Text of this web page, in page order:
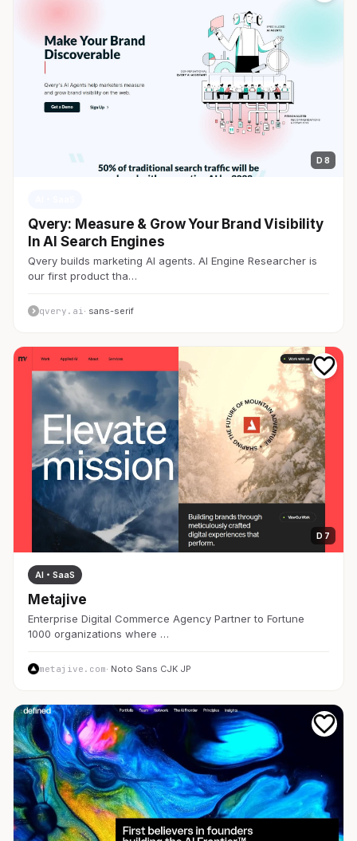
D 8
Qvery: Measure & Grow Your Brand Visibility
In AI Search Engines
Qvery builds marketing AI agents. AI Engine Researcher is
our first product tha…
qvery.ai · sans-serif
D 7
AI・SaaS
Metajive
Enterprise Digital Commerce Agency Partner to Fortune
1000 organizations where …
metajive.com· Noto Sans CJK JP